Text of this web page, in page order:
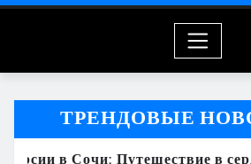
ТРЕНДОВЫЕ